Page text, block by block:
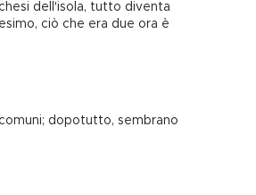
dell'isola, tutto diventa
ciò che era due ora è
dopotutto, sembrano